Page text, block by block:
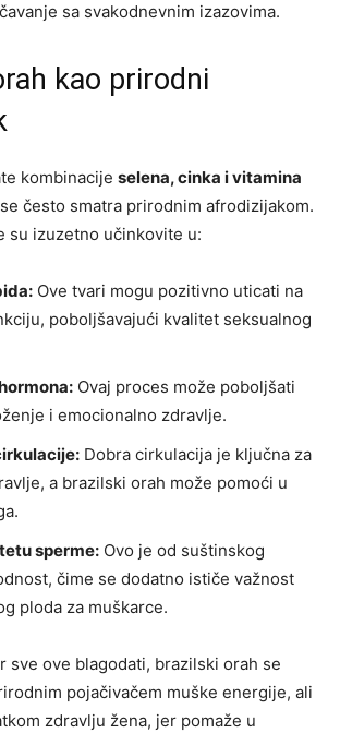
sa svakodnevnim izazovima.
kao prirodni
kombinacije selena, cinka i vitamina
često smatra prirodnim afrodizijakom.
su izuzetno učinkovite u:
Ove tvari mogu pozitivno uticati na
poboljšavajući kvalitet seksualnog
Ovaj proces može poboljšati
i emocionalno zdravlje.
Dobra cirkulacija je ključna za
a brazilski orah može pomoći u
sperme: Ovo je od suštinskog
čime se dodatno ističe važnost
ploda za muškarce.
sve ove blagodati, brazilski orah se
pojačivačem muške energije, ali
zdravlju žena, jer pomaže u